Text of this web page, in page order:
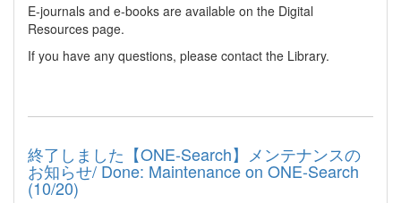
E-journals and e-books are available on the Digital
Resources page.
If you have any questions, please contact the Library.
終了しました【ONE-Search】メンテナンスの
お知らせ/ Done: Maintenance on ONE-Search
(10/20)